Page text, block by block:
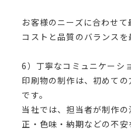
お客様のニーズに合わせて
コストと品質のバランスを
6）丁寧なコミュニケーシ
印刷物の制作は、初めて
です。
当社では、担当者が制作
正・色味・納期などの不